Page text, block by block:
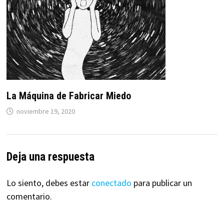
La Máquina de Fabricar Miedo
noviembre 19, 2020
Deja una respuesta
Lo siento, debes estar conectado para publicar un
comentario.